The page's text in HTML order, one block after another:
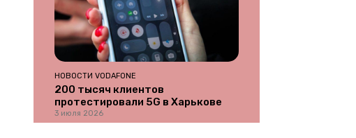
НОВОСТИ VODAFONE
200 тысяч клиентов
протестировали 5G в Харькове
3 июля 2026